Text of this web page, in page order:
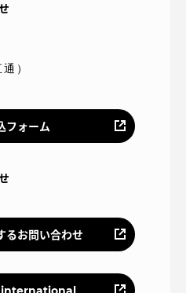
）
フォーム
るお問い合わせ